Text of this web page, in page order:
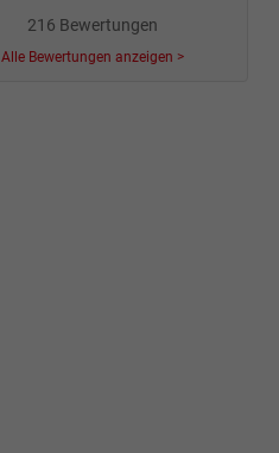
216 Bewertungen
Alle Bewertungen anzeigen >